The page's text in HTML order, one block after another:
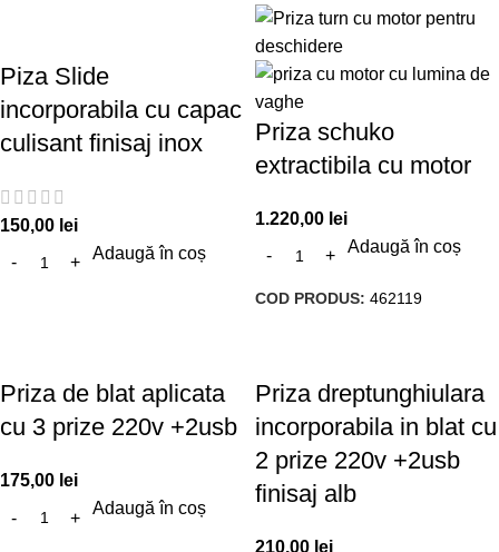
Piza Slide
incorporabila cu capac
culisant finisaj inox
150,00 lei
Adaugă în coș
Priza schuko
extractibila cu motor
1.220,00 lei
Adaugă în coș
COD PRODUS: 462119
Priza de blat aplicata
cu 3 prize 220v +2usb
175,00 lei
Adaugă în coș
Priza dreptunghiulara
incorporabila in blat cu
2 prize 220v +2usb
finisaj alb
210,00 lei